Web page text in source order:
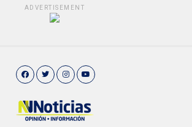
ADVERTISEMENT